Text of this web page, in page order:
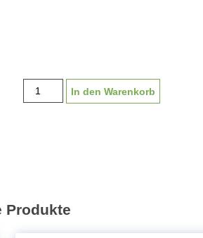
Glaspokal
"Viktorsberg"
17,5-
In den Warenkorb
Produkte